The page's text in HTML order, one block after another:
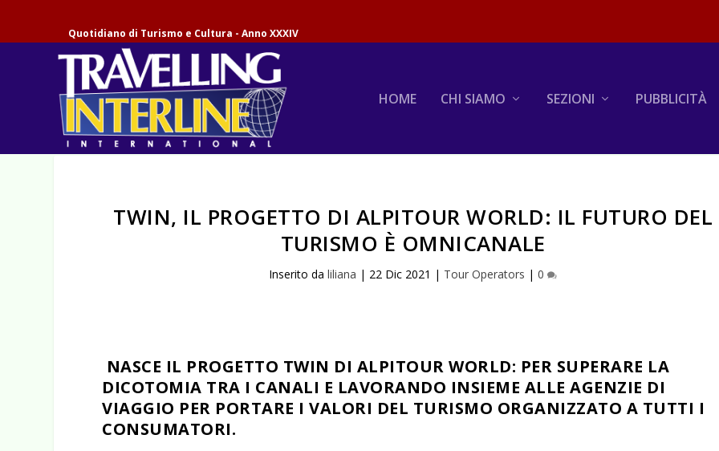
Quotidiano di Turismo e Cultura - Anno XXXIV
HOME CHI SIAMO SEZIONI PUBBLICITÀ
TWIN, IL PROGETTO DI ALPITOUR WORLD: IL FUTURO DEL
TURISMO È OMNICANALE
Inserito daliliana | 22 Dic 2021 | Tour Operators |0
NASCE IL PROGETTO TWIN DI ALPITOUR WORLD: PER SUPERARE LA
DICOTOMIA TRA I CANALI E LAVORANDO INSIEME ALLE AGENZIE DI
VIAGGIO PER PORTARE I VALORI DEL TURISMO ORGANIZZATO A TUTTI I
CONSUMATORI.